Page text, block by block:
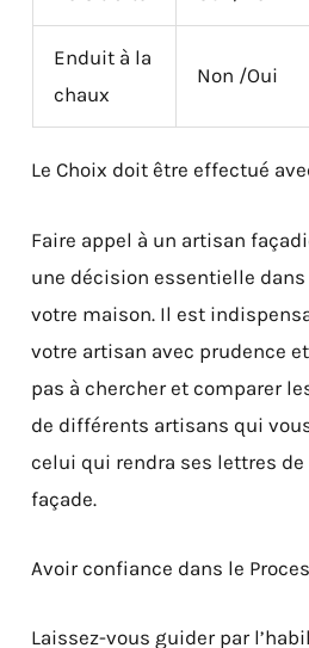
Enduit à la
chaux
Non /Oui
Le Choix doit être effectué
Faire appel à un artisan
une décision essentielle
votre maison. Il est
votre artisan avec prudence
pas à chercher et comparer
de différents artisans qui
celui qui rendra ses lettres de
façade.
Avoir confiance dans le
Laissez-vous guider par